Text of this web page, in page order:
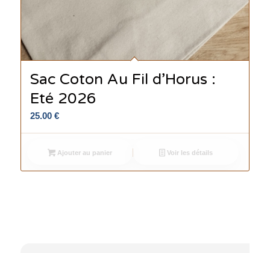
Sac Coton Au Fil d’Horus :
Eté 2026
25.00 €
Ajouter au panier Voir les détails